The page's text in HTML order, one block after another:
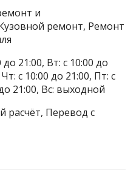
и
ремонт, Ремонт
21:00, Вт: с 10:00 до
с 10:00 до 21:00, Пт: с
21:00, Вс: выходной
расчёт, Перевод с